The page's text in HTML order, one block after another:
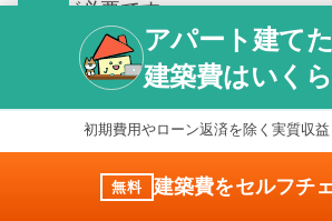
注意が必要です。
一括査定サイトを利用するのであ
り信頼できる「イエウール土地活
ことをおすすめします。
アパート建て
建築費はいく
初期費用やローン返済を除く実質収
無料 建築費をセルフチ